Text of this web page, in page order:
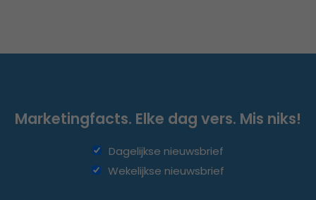
Marketingfacts. Elke dag vers. Mis niks!
Dagelijkse nieuwsbrief
Wekelijkse nieuwsbrief